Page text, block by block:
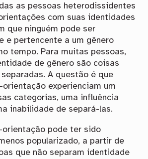
as pessoas heterodissidentes
com suas identidades
que ninguém pode ser
e pertencente a um gênero
tempo. Para muitas pessoas,
de gênero são coisas
A questão é que
orientação experienciam um
categorias, uma influência
inabilidade de separá-las.
orientação pode ter sido
popularizado, a partir de
que não separam identidade